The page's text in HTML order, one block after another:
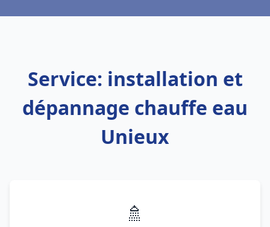
Service: installation et
dépannage chauffe eau
Unieux
🚿